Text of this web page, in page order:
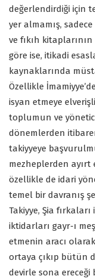
değerlendirdiği için
yer almamış,
ve fıkıh
göre ise, itikadi
kaynaklarında
Özellikle
isyan etmeye
toplumun ve
dönemlerden
takiyyeye
mezheplerden ayırt
özellikle de idari
temel bir davranış
Takiyye, Şia
iktidarları gayr-ı
etmenin aracı
ortaya çıkıp bütün
devirle sona